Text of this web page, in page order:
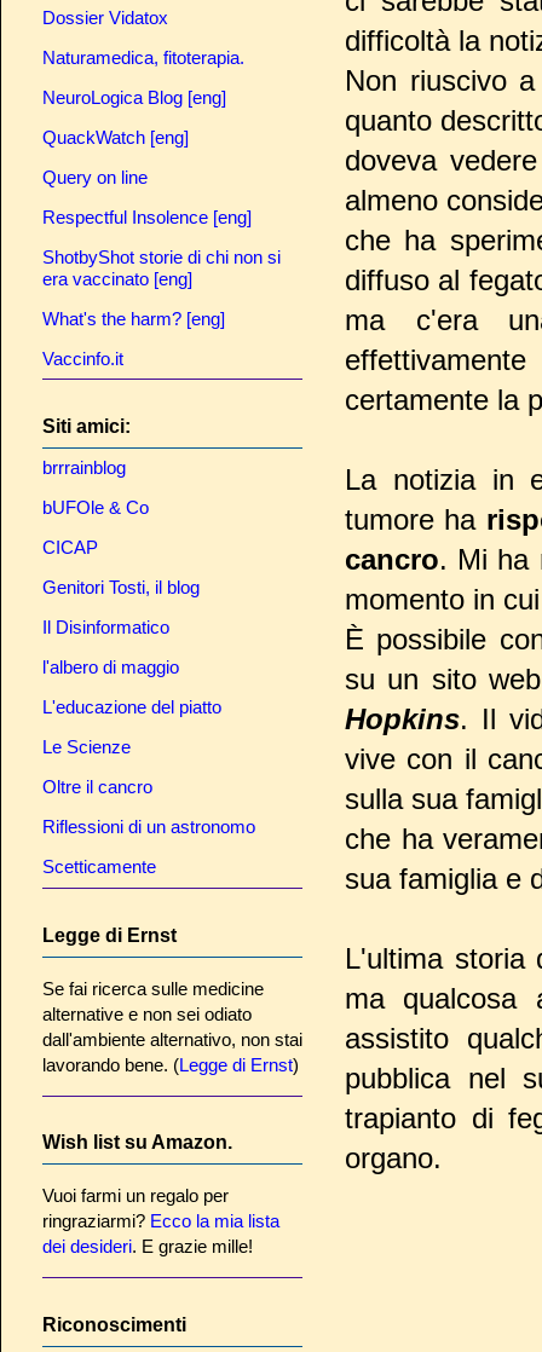
difficoltà la
Non riuscivo
quanto
doveva
almeno
che ha
diffuso al
ma c'era
certamente la
La notizia in
tumore ha
cancro. Mi ha
momento in
È possibile
su un sito
Hopkins. Il
vive con il
sulla sua
che ha
sua famiglia e
L'ultima storia
ma qualcosa
assistito
pubblica nel
trapianto di
organo.
Dossier Vidatox
Naturamedica, fitoterapia.
NeuroLogica Blog [eng]
QuackWatch [eng]
Query on line
Respectful Insolence [eng]
ShotbyShot storie di chi non si
era vaccinato [eng]
What's the harm? [eng]
Vaccinfo.it
Siti amici:
brrrainblog
bUFOle & Co
CICAP
Genitori Tosti, il blog
Il Disinformatico
l'albero di maggio
L'educazione del piatto
Le Scienze
Oltre il cancro
Riflessioni di un astronomo
Scetticamente
Legge di Ernst
Se fai ricerca sulle medicine
alternative e non sei odiato
dall'ambiente alternativo, non stai
lavorando bene. (Legge di Ernst)
Wish list su Amazon.
Vuoi farmi un regalo per
ringraziarmi? Ecco la mia lista
dei desideri. E grazie mille!
Riconoscimenti